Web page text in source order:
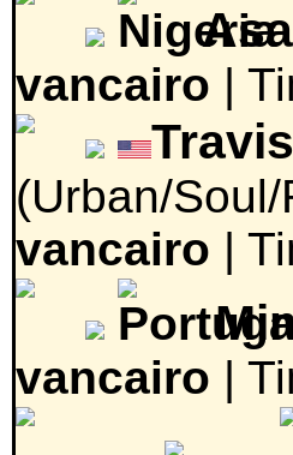
vancairo |
(Urban/
vancairo |
vancairo |